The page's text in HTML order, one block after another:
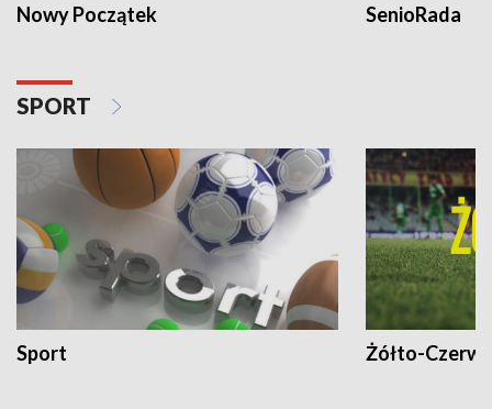
Nowy Początek SenioRada
SPORT
Sport Żółto-